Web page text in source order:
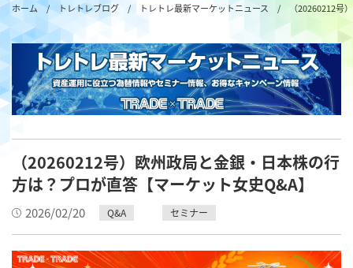
ホーム/ トレトレブログ / トレトレ最新マーケットニュース / （20260212号）
（20260212号）欧州政局と金銀・日本株の行
方は？プロが直答【マーケット女史Q&A】
2026/02/20 Q&A セミナー